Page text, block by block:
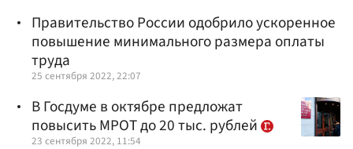
Правительство России одобрило ускоренное
повышение минимального размера оплаты
труда
25 сентября 2022, 22:07
В Госдуме в октябре предложат
повысить МРОТ до 20 тыс. рублей
23 сентября 2022, 11:54